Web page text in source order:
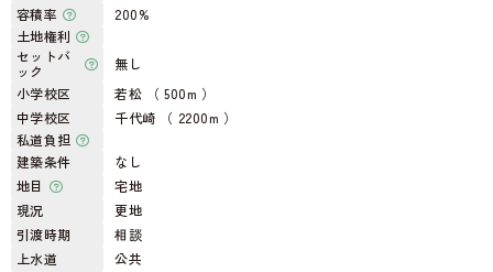
容積率
200%
土地権利
セットバ
ック
無し
小学校区
若松 （ 500m ）
中学校区
千代崎 （ 2200m ）
私道負担
建築条件
なし
地目
宅地
現況
更地
引渡時期
相談
上水道
公共